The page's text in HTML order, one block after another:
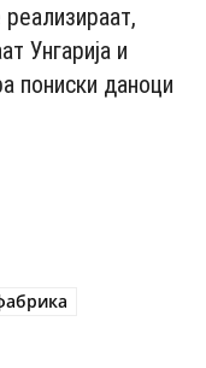
Унгарија и
пониски даноци